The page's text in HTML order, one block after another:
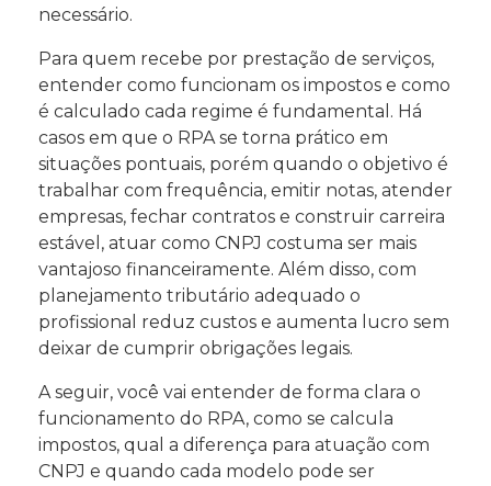
necessário.
Para quem recebe por prestação de serviços,
entender como funcionam os impostos e como
é calculado cada regime é fundamental. Há
casos em que o RPA se torna prático em
situações pontuais, porém quando o objetivo é
trabalhar com frequência, emitir notas, atender
empresas, fechar contratos e construir carreira
estável, atuar como CNPJ costuma ser mais
vantajoso financeiramente. Além disso, com
planejamento tributário adequado o
profissional reduz custos e aumenta lucro sem
deixar de cumprir obrigações legais.
A seguir, você vai entender de forma clara o
funcionamento do RPA, como se calcula
impostos, qual a diferença para atuação com
CNPJ e quando cada modelo pode ser